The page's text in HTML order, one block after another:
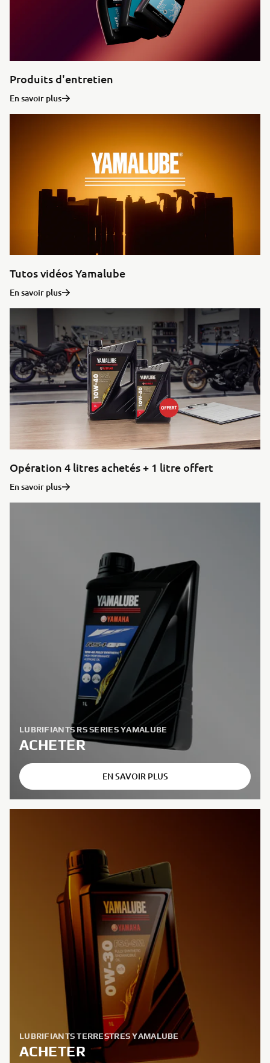
Produits d'entretien
En savoir plus
Tutos vidéos Yamalube
En savoir plus
Opération 4 litres achetés + 1 litre offert
En savoir plus
LUBRIFIANTS RS SERIES YAMALUBE
ACHETER
EN SAVOIR PLUS
LUBRIFIANTS TERRESTRES YAMALUBE
ACHETER